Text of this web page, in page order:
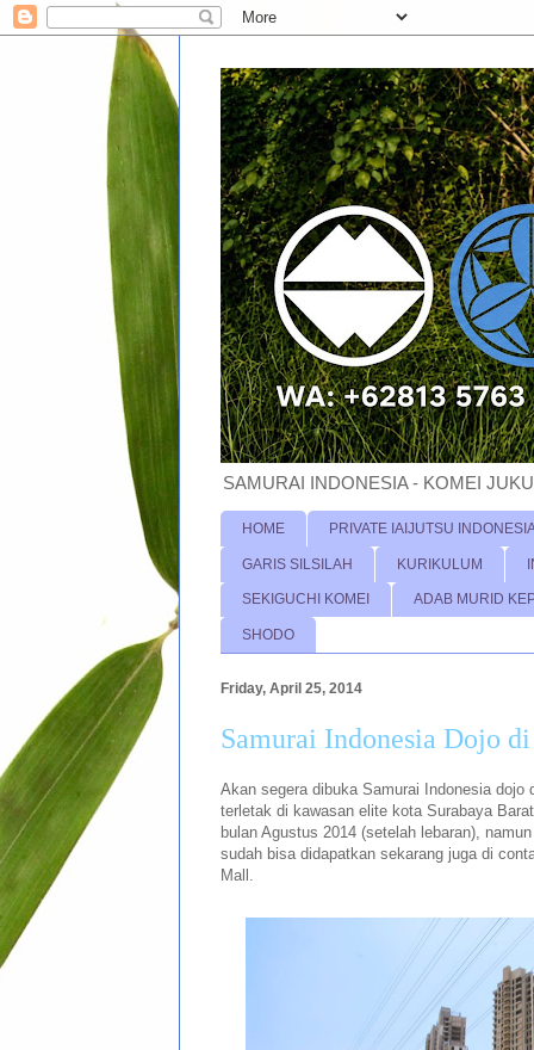
SAMURAI INDONESIA - KOMEI
HOME PRIVATE IAIJUTSU
GARIS SILSILAH KURIKULUM
SEKIGUCHI KOMEI ADAB MURID
SHODO
Friday, April 25, 2014
Samurai Indonesia Dojo
Akan segera dibuka Samurai Indonesia dojo
terletak di kawasan elite kota Surabaya
bulan Agustus 2014 (setelah lebaran),
sudah bisa didapatkan sekarang juga di
Mall.